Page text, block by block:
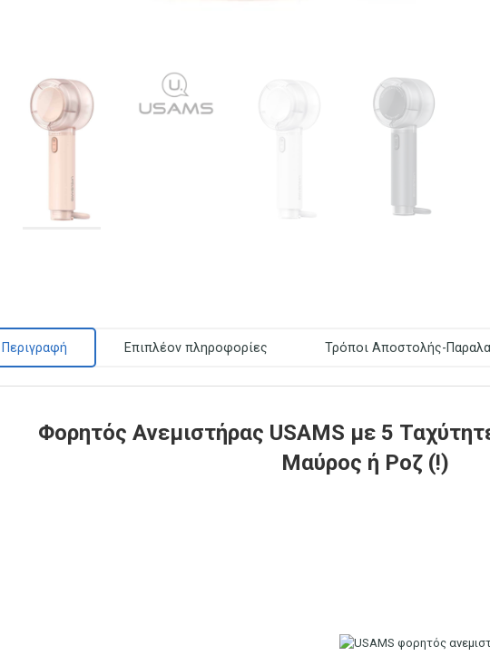
Περιγραφή Επιπλέον πληροφορίες Τρόποι Αποστολής-
Φορητός Ανεμιστήρας USAMS με 5
Μαύρος ή Ροζ (!)